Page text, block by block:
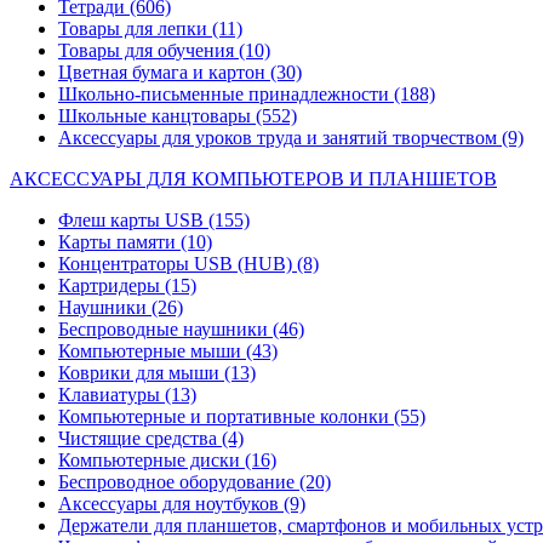
Тетради (606)
Товары для лепки (11)
Товары для обучения (10)
Цветная бумага и картон (30)
Школьно-письменные принадлежности (188)
Школьные канцтовары (552)
Аксессуары для уроков труда и занятий творчеством (9)
АКСЕССУАРЫ ДЛЯ КОМПЬЮТЕРОВ И ПЛАНШЕТОВ
Флеш карты USB (155)
Карты памяти (10)
Концентраторы USB (HUB) (8)
Картридеры (15)
Наушники (26)
Беспроводные наушники (46)
Компьютерные мыши (43)
Коврики для мыши (13)
Клавиатуры (13)
Компьютерные и портативные колонки (55)
Чистящие средства (4)
Компьютерные диски (16)
Беспроводное оборудование (20)
Аксессуары для ноутбуков (9)
Держатели для планшетов, смартфонов и мобильных